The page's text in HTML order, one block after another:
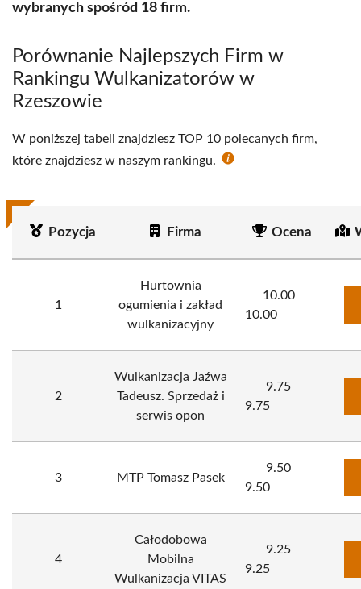
wybranych spośród 18 firm.
Porównanie Najlepszych Firm w
Rankingu Wulkanizatorów w
Rzeszowie
W poniższej tabeli znajdziesz TOP 10 polecanych firm,
które znajdziesz w naszym rankingu.
Pozycja Firma Ocena
1
Hurtownia
ogumienia i zakład
wulkanizacyjny
10.00
10.00
2
Wulkanizacja Jaźwa
Tadeusz. Sprzedaż i
serwis opon
9.75
9.75
3 MTP Tomasz Pasek
9.50
9.50
4
Całodobowa
Mobilna
Wulkanizacja VITAS
9.25
9.25